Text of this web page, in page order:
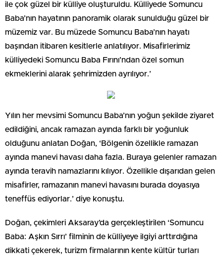
ile çok güzel bir külliye oluşturuldu. Külliyede Somuncu
Baba’nın hayatının panoramik olarak sunulduğu güzel bir
müzemiz var. Bu müzede Somuncu Baba’nın hayatı
başından itibaren kesitlerle anlatılıyor. Misafirlerimiz
külliyedeki Somuncu Baba Fırını’ndan özel somun
ekmeklerini alarak şehrimizden ayrılıyor.’
Yılın her mevsimi Somuncu Baba’nın yoğun şekilde ziyaret
edildiğini, ancak ramazan ayında farklı bir yoğunluk
olduğunu anlatan Doğan, ‘Bölgenin özellikle ramazan
ayında manevi havası daha fazla. Buraya gelenler ramazan
ayında teravih namazlarını kılıyor. Özellikle dışarıdan gelen
misafirler, ramazanın manevi havasını burada doyasıya
teneffüs ediyorlar.’ diye konuştu.
Doğan, çekimleri Aksaray’da gerçekleştirilen ‘Somuncu
Baba: Aşkın Sırrı’ filminin de külliyeye ilgiyi arttırdığına
dikkati çekerek, turizm firmalarının kente kültür turları